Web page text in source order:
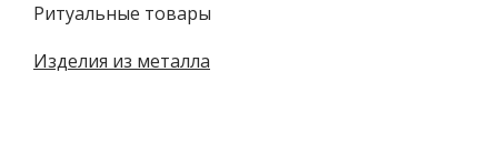
Ритуальные товары
Изделия из металла